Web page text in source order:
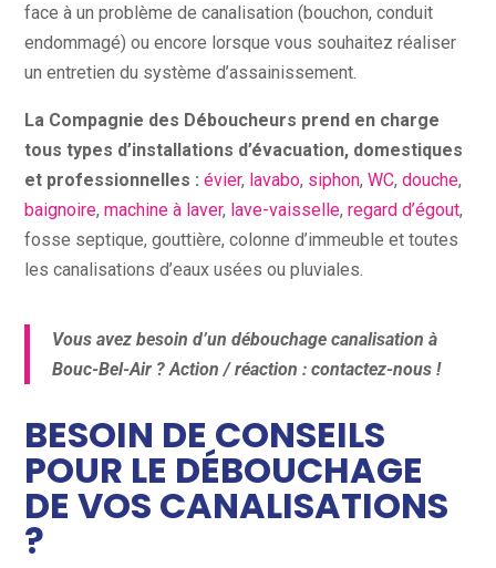
face à un problème de canalisation (bouchon, conduit
endommagé) ou encore lorsque vous souhaitez réaliser
un entretien du système d’assainissement.
La Compagnie des Déboucheurs prend en charge
tous types d’installations d’évacuation, domestiques
et professionnelles :évier, lavabo, siphon,WC,douche,
baignoire,machine à laver, lave-vaisselle,regard d’égout,
fosse septique, gouttière, colonne d’immeuble et toutes
les canalisations d’eaux usées ou pluviales.
Vous avez besoin d’un débouchage canalisation à
Bouc-Bel-Air ? Action / réaction : contactez-nous !
BESOIN DE CONSEILS
POUR LE DÉBOUCHAGE
DE VOS CANALISATIONS
?